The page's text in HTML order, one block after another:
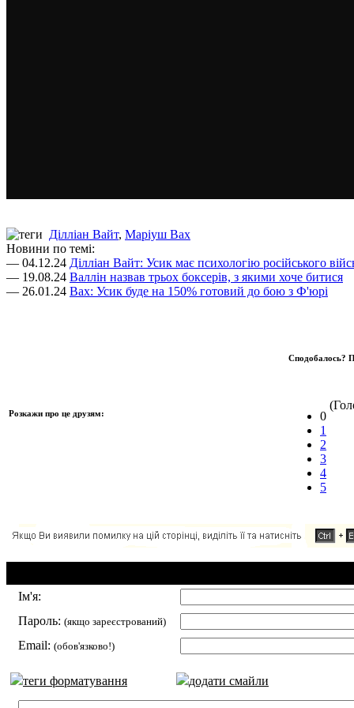
Ділліан Вайт, Маріуш Вах
Новини по темі:
— 04.12.24 Ділліан Вайт: Усик має психологію російського
— 19.08.24 Валлін назвав трьох боксерів, з якими хоче битися
— 26.01.24 Вах: Усик буде на 150% готовий до бою з Ф'юрі
Розкажи про це друзям:
Сподобалось?
0
1
2
3
4
5
Ім'я:
Пароль: (якщо зареєстрований)
Email: (обов'язково!)
теги форматування додати смайли